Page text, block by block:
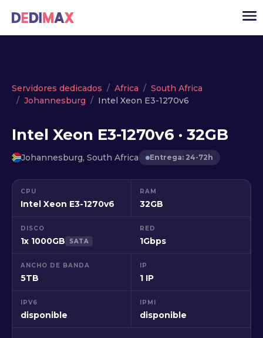
Cloud
VPS
Servidores dedicados
Solutions
Servidores dedicados Africa
South Africa
Johannesburg
Intel Xeon E3-1270v6
Intel Xeon E3-1270v6 · 32GB
Johannesburg, South Africa Entrega: 24-72h
CPU
Intel Xeon E3-1270v6
RAM
32GB
DISCO
1x 1000GB SATA
RED
1Gbps
ANCHO DE BANDA
5TB
IP
1 IP
IPV6
disponible
IPMI
disponible